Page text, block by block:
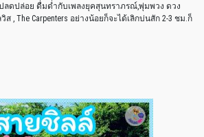
ลดปล่อย ดื่มด่ำกับเพลงยุคสุนทราภรณ์,พุ่มพวง ดวง
, The Carpenters อย่างน้อยก็จะได้เลิกบ่นสัก 2-3 ชม.ก็